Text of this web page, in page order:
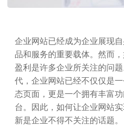
企业网站已经成为企业展现
品和服务的重要载体。然而
盈利是许多企业所关注的问
代，企业网站已经不仅仅是
态页面，更是一个拥有丰富
台。因此，如何让企业网站
新是企业不得不关注的话题。